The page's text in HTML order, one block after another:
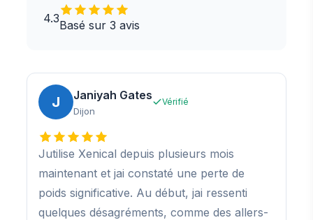
4.3Basé sur 3 avis
J Janiyah Gates
Dijon
Vérifié
Jutilise Xenical depuis plusieurs mois
maintenant et jai constaté une perte de
poids significative. Au début, jai ressenti
quelques désagréments, comme des allers-